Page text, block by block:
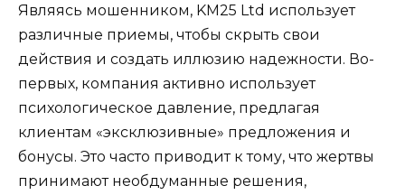
Являясь мошенником, KM25 Ltd использует
различные приемы, чтобы скрыть свои
действия и создать иллюзию надежности. Во-
первых, компания активно использует
психологическое давление, предлагая
клиентам «эксклюзивные» предложения и
бонусы. Это часто приводит к тому, что жертвы
принимают необдуманные решения,